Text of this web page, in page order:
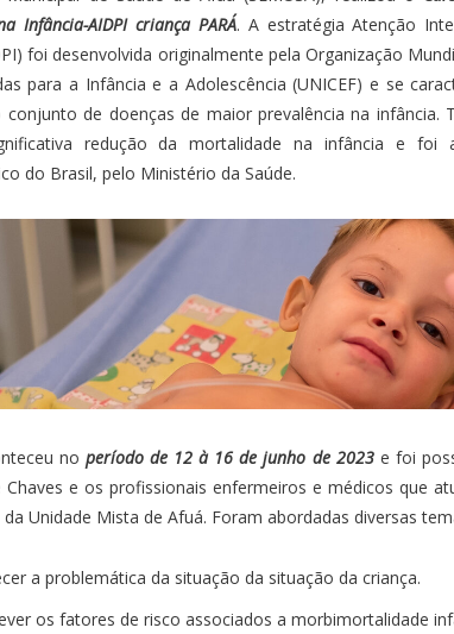
Infância-AIDPI criança PARÁ. A estratégia Atenção
foi desenvolvida originalmente pela Organização
para a Infância e a Adolescência (UNICEF) e se
conjunto de doenças de maior prevalência na infância.
redução da mortalidade na infância e foi
do Brasil, pelo Ministério da Saúde.
noperíodo de 12 à 16 de junho de 2023e foi
Chaves e os profissionais enfermeiros e médicos que
Unidade Mista de Afuá. Foram abordadas diversas
a problemática da situação da situação da criança.
os fatores de risco associados a morbimortalidade